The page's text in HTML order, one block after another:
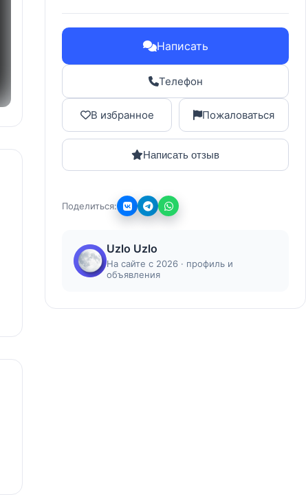
Написать
Телефон
В избранное Пожаловаться
Написать отзыв
Поделиться:
Uzlo Uzlo
На сайте с 2026 · профиль и
объявления